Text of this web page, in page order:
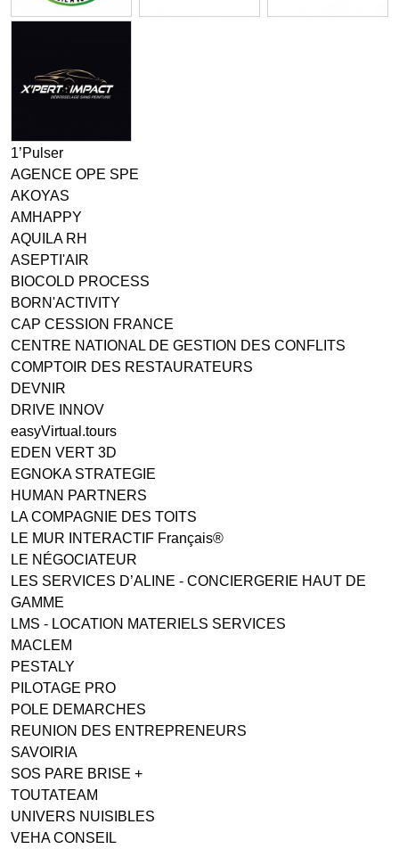
1’Pulser
AGENCE OPE SPE
AKOYAS
AMHAPPY
AQUILA RH
ASEPTI'AIR
BIOCOLD PROCESS
BORN'ACTIVITY
CAP CESSION FRANCE
CENTRE NATIONAL DE GESTION DES CONFLITS
COMPTOIR DES RESTAURATEURS
DEVNIR
DRIVE INNOV
easyVirtual.tours
EDEN VERT 3D
EGNOKA STRATEGIE
HUMAN PARTNERS
LA COMPAGNIE DES TOITS
LE MUR INTERACTIF Français®
LE NÉGOCIATEUR
LES SERVICES D’ALINE - CONCIERGERIE HAUT DE
GAMME
LMS - LOCATION MATERIELS SERVICES
MACLEM
PESTALY
PILOTAGE PRO
POLE DEMARCHES
REUNION DES ENTREPRENEURS
SAVOIRIA
SOS PARE BRISE +
TOUTATEAM
UNIVERS NUISIBLES
VEHA CONSEIL